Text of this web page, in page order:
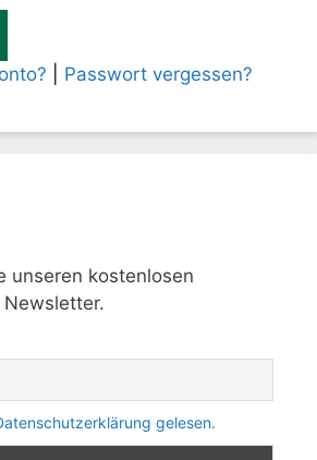
Passwort vergessen?
unseren kostenlosen
gelesen.